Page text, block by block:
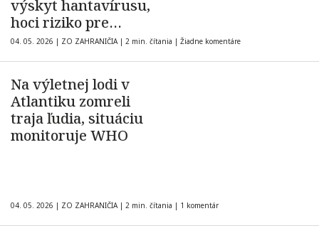
výskyt hantavírusu,
hoci riziko pre
verejnosť je podľa
WHO nízke
04. 05. 2026 | ZO ZAHRANIČIA | 2 min. čítania | Žiadne komentáre
Na výletnej lodi v
Atlantiku zomreli
traja ľudia, situáciu
monitoruje WHO
04. 05. 2026 | ZO ZAHRANIČIA | 2 min. čítania | 1 komentár